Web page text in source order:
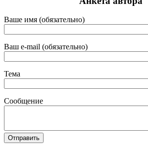
Ваше имя (обязательно)
Ваш e-mail (обязательно)
Тема
Сообщение